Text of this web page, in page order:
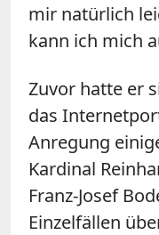
mir natürlich
kann ich mich
Zuvor hatte er
das
Anregung
Kardinal
Franz-Josef
Einzelfällen